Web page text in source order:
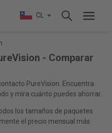
CL
- Comparar
PureVision. Encuentra
y mira cuánto puedes ahorrar.
los tamaños de paquetes
el precio mensual más